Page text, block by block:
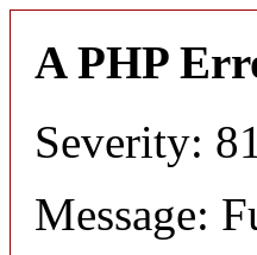
A PHP
Severity:
Message: